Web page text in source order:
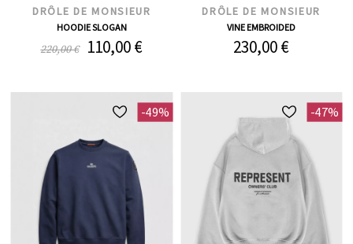
DRÔLE DE MONSIEUR
HOODIE SLOGAN
220,00 € 110,00 €
DRÔLE DE MONSIEUR
VINE EMBROIDED
230,00 €
-49% -47%